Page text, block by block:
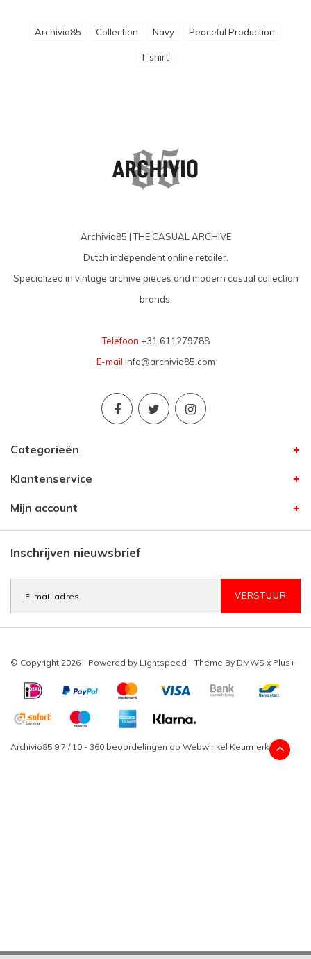
Archivio85 Collection Navy Peaceful Production
T-shirt
Archivio85 | THE CASUAL ARCHIVE
Dutch independent online retailer.
Specialized in vintage archive pieces and modern casual collection
brands.
Telefoon +31 611279788
E-mail info@archivio85.com
Categorieën
Klantenservice
Mijn account
Inschrijven nieuwsbrief
VERSTUUR
© Copyright 2026 - Powered by Lightspeed - Theme By DMWS x Plus+
Archivio85 9,7 / 10 - 360 beoordelingen op Webwinkel Keurmerk